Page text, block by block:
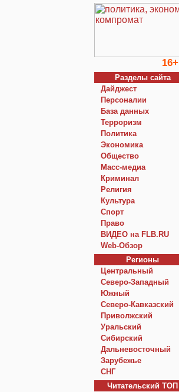
16+
Разделы сайта
Дайджест
Персоналии
База данных
Терроризм
Политика
Экономика
Общество
Macc-медиа
Криминал
Религия
Культура
Спорт
Право
ВИДЕО на FLB.RU
Web-Обзор
Регионы
Центральный
Северо-Западный
Южный
Северо-Кавказский
Приволжский
Уральский
Сибирский
Дальневосточный
Зарубежье
СНГ
Читательский TOП